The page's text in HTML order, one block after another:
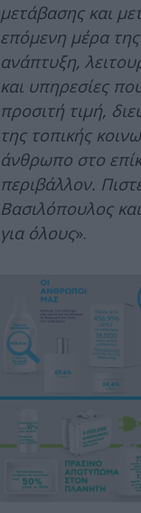
μετάβασης και
επόμενη μέρα
ανάπτυξη,
και υπηρεσίες
προσιτή τιμή,
της τοπικής
άνθρωπο στο
περιβάλλον.
Βασιλόπουλος
για όλους».